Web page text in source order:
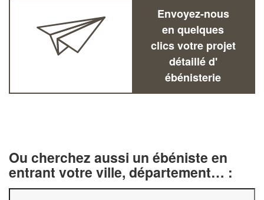
Envoyez-nous
en quelques
clics votre projet
détaillé d'
ébénisterie
Ou cherchez aussi un ébéniste en
entrant votre ville, département… :